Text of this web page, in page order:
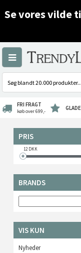
Se vores vilde
FRI FRAGT
køb over 699,-
PRIS
12DKK
BRANDS
VIS KUN
Nyheder